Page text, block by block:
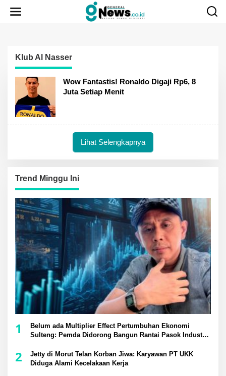
Klub Al Nasser
Wow Fantastis! Ronaldo Digaji Rp6, 8
Juta Setiap Menit
Lihat Selengkapnya
Trend Minggu Ini
1
Belum ada Multiplier Effect Pertumbuhan Ekonomi
Sulteng: Pemda Didorong Bangun Rantai Pasok Industri
2
Jetty di Morut Telan Korban Jiwa: Karyawan PT UKK
Diduga Alami Kecelakaan Kerja